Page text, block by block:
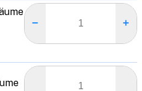
− +